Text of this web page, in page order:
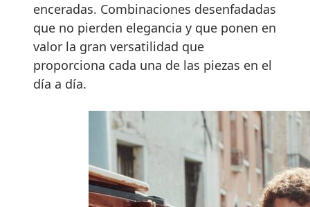
enceradas. Combinaciones desenfadadas
que no pierden elegancia y que ponen en
valor la gran versatilidad que
proporciona cada una de las piezas en el
día a día.